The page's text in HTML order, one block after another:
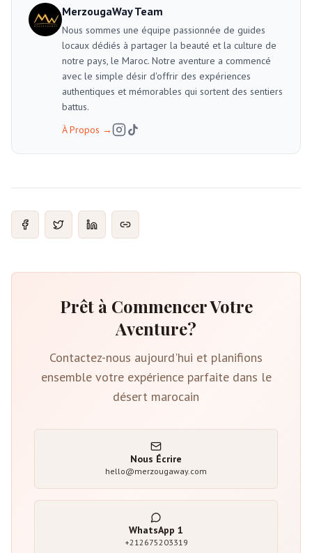
MerzougaWay Team
Nous sommes une équipe passionnée de guides
locaux dédiés à partager la beauté et la culture de
notre pays, le Maroc. Notre aventure a commencé
avec le simple désir d'offrir des expériences
authentiques et mémorables qui sortent des sentiers
battus.
À Propos →
Prêt à Commencer Votre
Aventure?
Contactez-nous aujourd'hui et planifions
ensemble votre expérience parfaite dans le
désert marocain
Nous Écrire
hello@merzougaway.com
WhatsApp 1
+212675203319